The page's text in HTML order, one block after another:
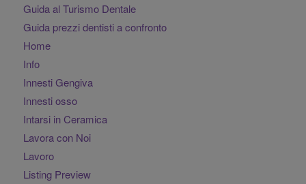
Guida al Turismo Dentale
Guida prezzi dentisti a confronto
Home
Info
Innesti Gengiva
Innesti osso
Intarsi in Ceramica
Lavora con Noi
Lavoro
Listing Preview